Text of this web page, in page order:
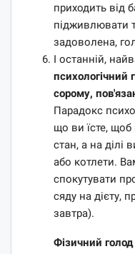
приходить від
підживлювати
задоволена,
І останній,
психологічний
сорому,
Парадокс
що ви їсте,
стан, а на ділі
або котлети.
спокутувати
сяду на дієту,
завтра).
Фізичний